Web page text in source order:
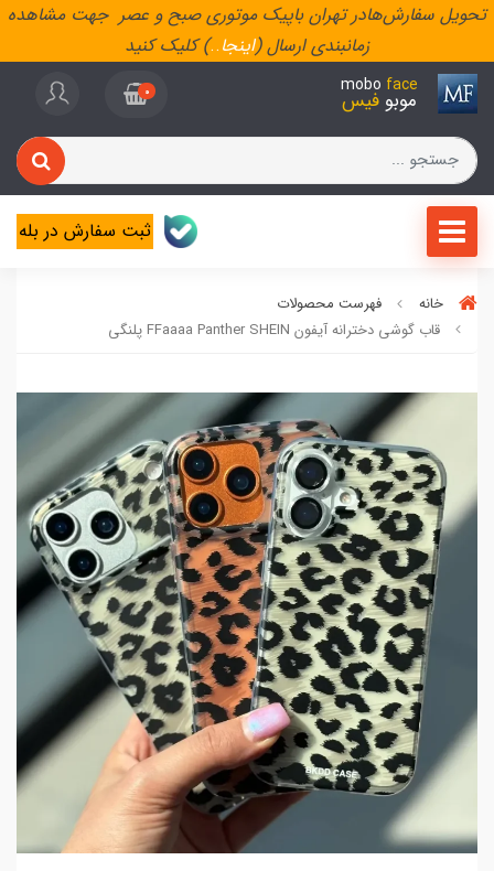
تحویل سفارش‌هادر تهران باپیک موتوری صبح و عصر جهت مشاهده
زمانبندی ارسال (اینجا..) کلیک کنید
mobo face
موبو فیس 0
ثبت سفارش در بله
خانه
فهرست محصولات
قاب گوشی دخترانه آیفون FFaaaa Panther SHEIN پلنگی